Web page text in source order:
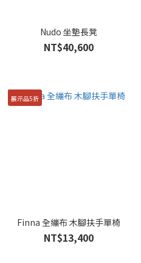
Nudo 坐墊長凳
NT$40,600
展示品5折
Finna 全繃布 木腳扶手單椅
NT$13,400